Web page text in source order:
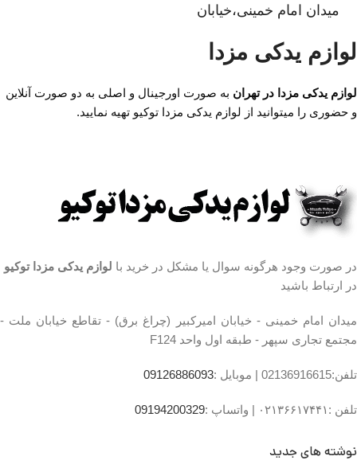
میدان امام خمینی،خیابان
،تقاطع خیابان ملت
،مجتمع تجاری سپهر،طبقه
اول واحد F124
ساعت کار فروشگاهروزهای
۰۹۱۹۴۲۰۰۳۲۹
مشخصات طبق جلو مزدا ۳
جنس:لاستیک و فلز
کشور سازنده:تایوان
اورجینال می باشد.
لوازم یدکی مزدا
لوازم یدکی مزدا در تهران به صورت اورجینال و اصلی به دو صورت آنلاین
و حضوری را میتوانید از لوازم یدکی مزدا توکیو تهیه نمایید.
در صورت وجود هرگونه سوال یا مشکل در خرید با لوازم یدکی مزدا توکیو
در ارتباط باشید
میدان امام خمینی - خیابان امیرکبیر (چراغ برق) - تقاطع خیابان ملت -
مجتمع تجاری سپهر - طبقه اول واحد F124
تلفن:02136916615 | موبایل :09126886093
تلفن :۰۲۱۳۶۶۱۷۴۴۱ | واتساپ :09194200329
نوشته های جدید